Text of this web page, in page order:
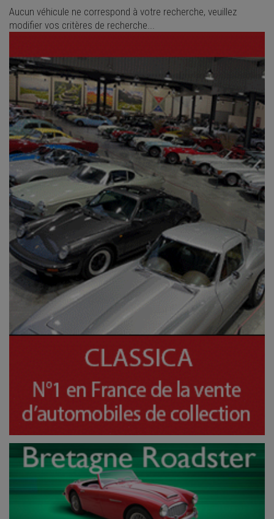
Aucun véhicule ne correspond à votre recherche, veuillez
modifier vos critères de recherche...